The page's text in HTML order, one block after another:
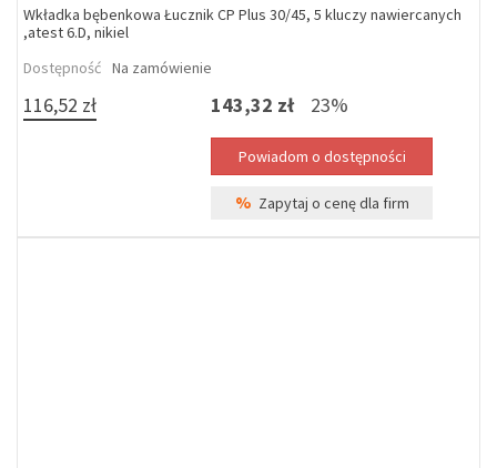
Wkładka bębenkowa Łucznik CP Plus 30/45, 5 kluczy nawiercanych
,atest 6.D, nikiel
Dostępność Na zamówienie
116,52 zł 143,32 zł 23%
% Zapytaj o cenę dla firm